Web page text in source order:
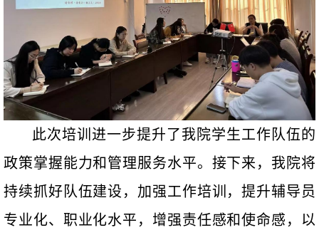
此次培训进一步提升了我院学生工作队伍的
政策掌握能力和管理服务水平。接下来，我院将
持续抓好队伍建设，加强工作培训，提升辅导员
专业化、职业化水平，增强责任感和使命感，以